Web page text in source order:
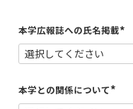
本学広報誌への氏名掲載
(
須
本学との関係について
(